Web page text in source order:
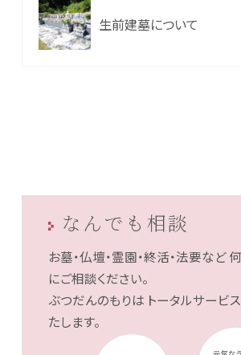
生前建墓について
なんでも相談
お墓・仏壇・霊園・終活・法要など
にご相談ください。
ぶつだんのもりは トータルサービ
たします。